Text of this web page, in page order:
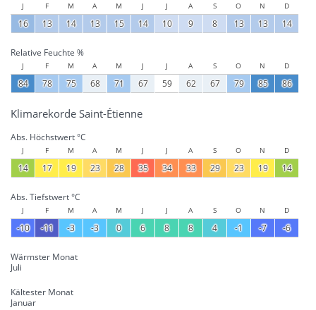
J F M A M J J A S O N D
16 13 14 13 15 14 10 9 8 13 13 14
Relative Feuchte %
J F M A M J J A S O N D
84 78 75 68 71 67 59 62 67 79 85 86
Klimarekorde Saint-Étienne
Abs. Höchstwert °C
J F M A M J J A S O N D
14 17 19 23 28 35 34 33 29 23 19 14
Abs. Tiefstwert °C
J F M A M J J A S O N D
-10 -11 -3 -3 0 6 8 8 4 -1 -7 -6
Wärmster Monat
Juli
Kältester Monat
Januar